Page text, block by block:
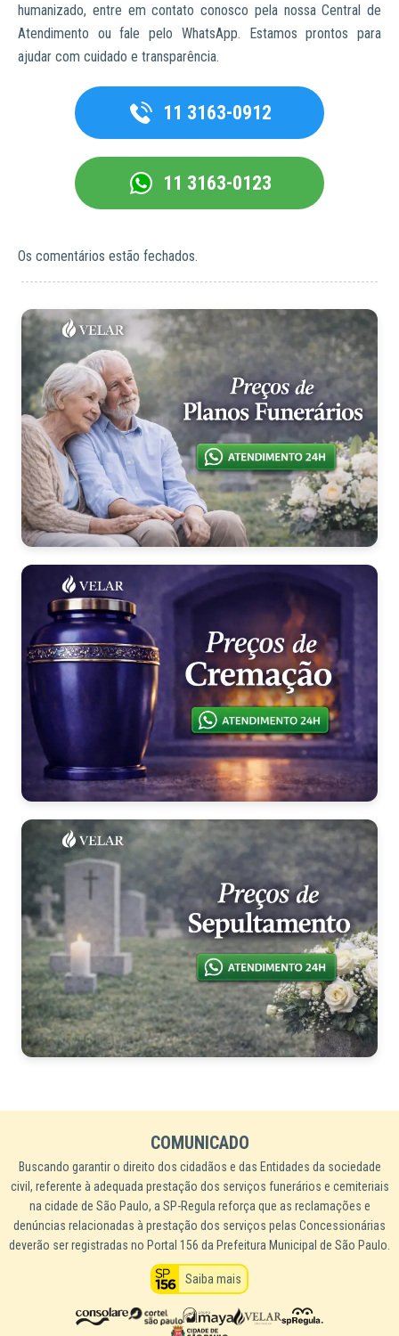
humanizado, entre em contato conosco pela nossa Central de
Atendimento ou fale pelo WhatsApp. Estamos prontos para
ajudar com cuidado e transparência.
11 3163-0912
11 3163-0123
Os comentários estão fechados.
COMUNICADO
Buscando garantir o direito dos cidadãos e das Entidades da sociedade
civil, referente à adequada prestação dos serviços funerários e cemiteriais
na cidade de São Paulo, a SP-Regula reforça que as reclamações e
denúncias relacionadas à prestação dos serviços pelas Concessionárias
deverão ser registradas no Portal 156 da Prefeitura Municipal de São Paulo.
Saiba mais